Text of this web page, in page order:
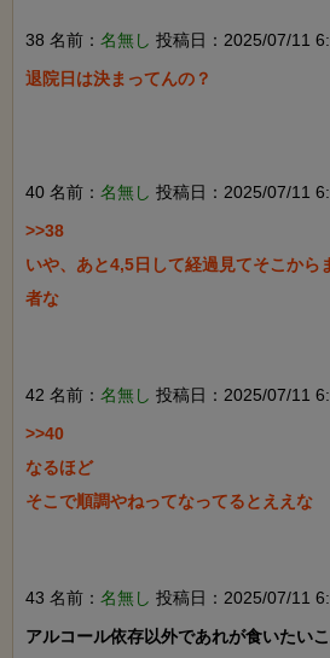
38 名前： 名無し 投稿日：2025/07/11
退院日は決まってんの？
40 名前： 名無し 投稿日：2025/07/11
>>38
いや、あと4,5日して経過見てそこから
者な
42 名前： 名無し 投稿日：2025/07/11
>>40
なるほど
そこで順調やねってなってるとええな
43 名前： 名無し 投稿日：2025/07/11
アルコール依存以外であれが食いたい